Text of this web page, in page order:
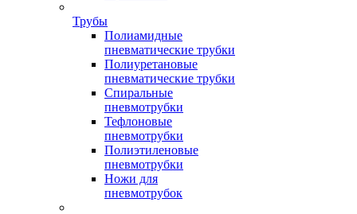
Трубы
Полиамидные
пневматические трубки
Полиуретановые
пневматические трубки
Спиральные
пневмотрубки
Тефлоновые
пневмотрубки
Полиэтиленовые
пневмотрубки
Ножи для
пневмотрубок